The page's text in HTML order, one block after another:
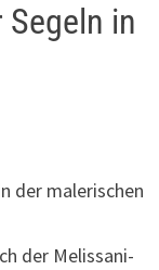
in
der malerischen
der Melissani-